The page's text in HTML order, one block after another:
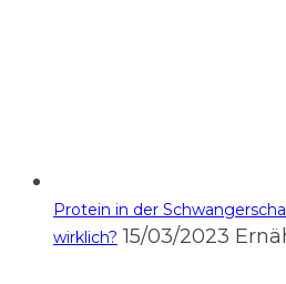
Protein in der
wirklich? 15/03/2023